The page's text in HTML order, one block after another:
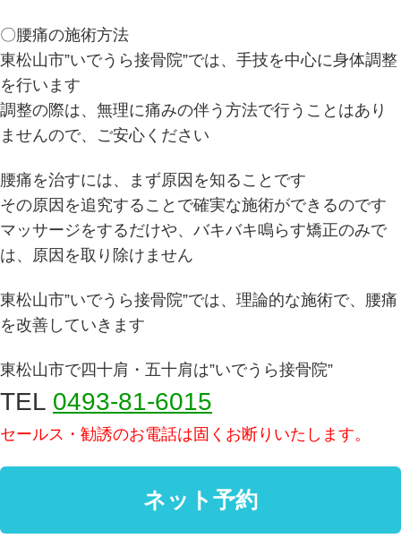
〇腰痛の施術方法
東松山市”いでうら接骨院”では、手技を中心に身体調整
を行います
調整の際は、無理に痛みの伴う方法で行うことはあり
ませんので、ご安心ください
腰痛を治すには、まず原因を知ることです
その原因を追究することで確実な施術ができるのです
マッサージをするだけや、バキバキ鳴らす矯正のみで
は、原因を取り除けません
東松山市”いでうら接骨院”では、理論的な施術で、腰痛
を改善していきます
東松山市で四十肩・五十肩は”いでうら接骨院”
TEL 0493-81-6015
セールス・勧誘のお電話は固くお断りいたします。